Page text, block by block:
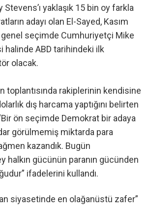
Stevens’ı yaklaşık 15 bin oy farkla
adayı olan El-Sayed, Kasım
genel seçimde Cumhuriyetçi Mike
halinde ABD tarihindeki ilk
olacak.
toplantısında rakiplerinin kendisine
dış harcama yaptığını belirten
ön seçimde Demokrat bir adaya
görülmemiş miktarda para
kazandık. Bugün
halkın gücünün paranın gücünden
ifadelerini kullandı.
siyasetinde en olağanüstü zafer”